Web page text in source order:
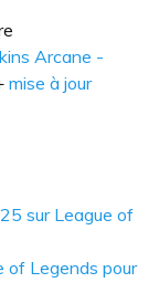
Arcane -
mise à jour
sur League of
of Legends pour